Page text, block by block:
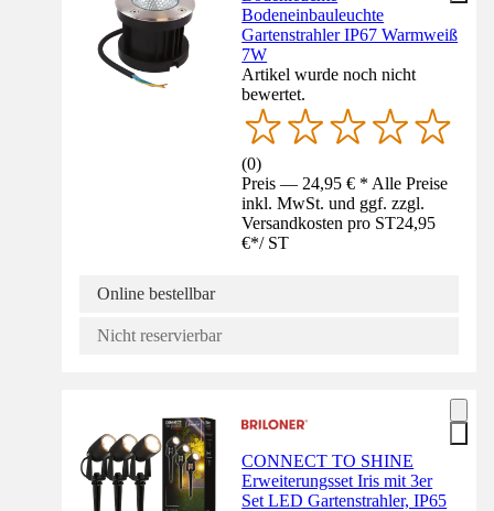
Bodeneinbauleuchte
Gartenstrahler IP67 Warmweiß
7W
Artikel wurde noch nicht
bewertet.
(0)
Preis — 24,95 € * Alle Preise
inkl. MwSt. und ggf. zzgl.
Versandkosten pro ST24,95
€*/ ST
Online bestellbar
Nicht reservierbar
CONNECT TO SHINE
Erweiterungsset Iris mit 3er
Set LED Gartenstrahler, IP65